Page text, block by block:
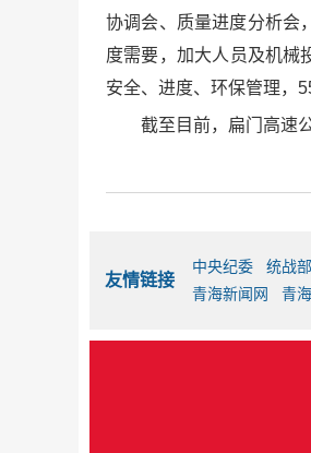
协调会、质量进度分析会
度需要，加大人员及机械
安全、进度、环保管理，
截至目前，扁门高速
友情链接
中央纪委 统战部
青海新闻网
青